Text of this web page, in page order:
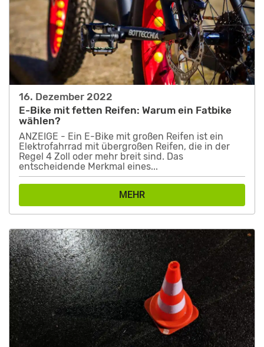
16. Dezember 2022
E-Bike mit fetten Reifen: Warum ein Fatbike
wählen?
ANZEIGE - Ein E-Bike mit großen Reifen ist ein
Elektrofahrrad mit übergroßen Reifen, die in der
Regel 4 Zoll oder mehr breit sind. Das
entscheidende Merkmal eines...
MEHR